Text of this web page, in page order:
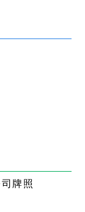
牌照